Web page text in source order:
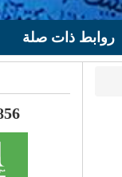
روابط ذات صلة